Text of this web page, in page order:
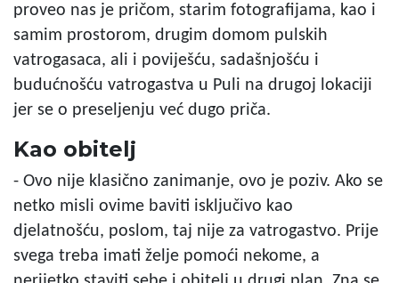
proveo nas je pričom, starim fotografijama, kao i
samim prostorom, drugim domom pulskih
vatrogasaca, ali i poviješću, sadašnjošću i
budućnošću vatrogastva u Puli na drugoj lokaciji
jer se o preseljenju već dugo priča.
Kao obitelj
- Ovo nije klasično zanimanje, ovo je poziv. Ako se
netko misli ovime baviti isključivo kao
djelatnošću, poslom, taj nije za vatrogastvo. Prije
svega treba imati želje pomoći nekome, a